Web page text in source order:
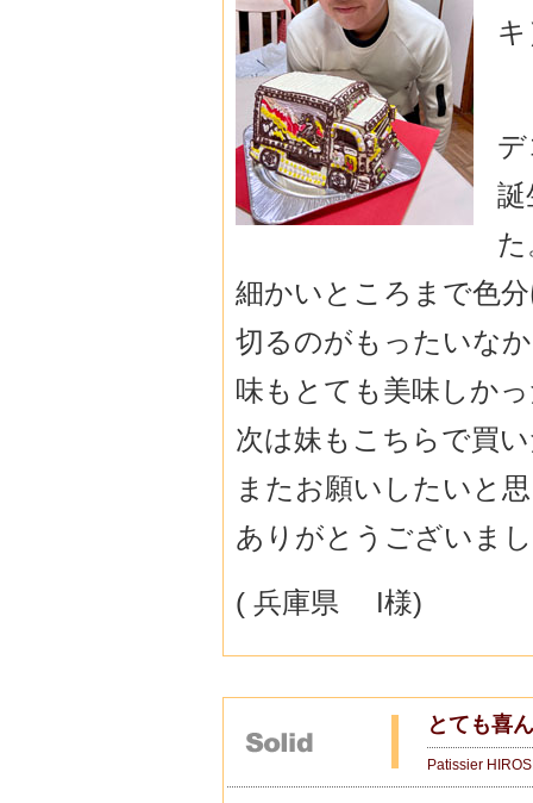
誕
た
細かいところまで色
切るのがもったいな
味もとても美味しか
次は妹もこちらで買
またお願いしたいと
ありがとうございま
( 兵庫県 I様)
とても喜
Patissier